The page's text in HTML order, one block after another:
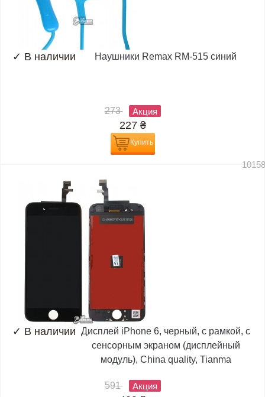
✓ В наличии Наушники Remax RM-515 синий
273 Акция
227 ₴
Купить
✓ В наличии Дисплей iPhone 6, черный, с рамкой, с
сенсорным экраном (дисплейный
модуль), China quality, Tianma
591 Акция